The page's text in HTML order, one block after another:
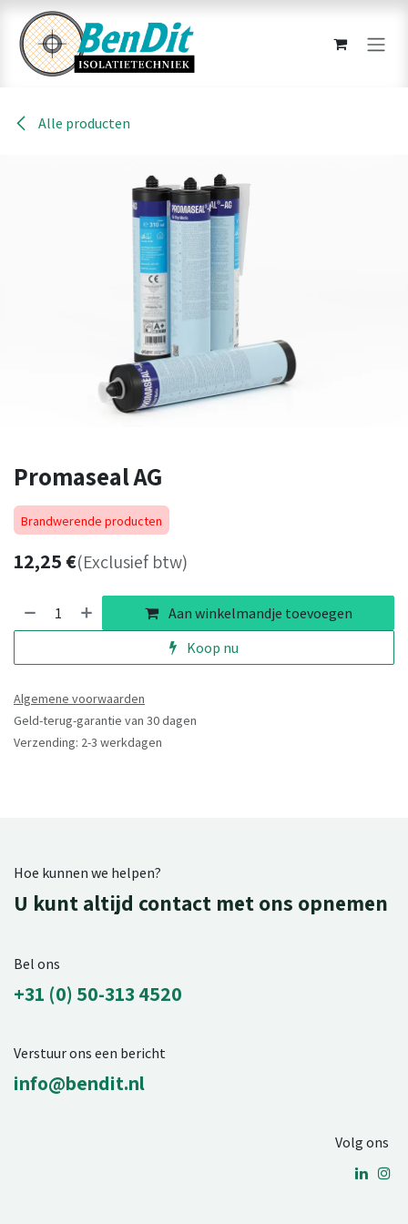
Overslaan naar inhoud
Alle producten
Promaseal AG
Brandwerende producten
12,25€(Exclusief btw)
Aan winkelmandje toevoegen
Koop nu
Algemene voorwaarden
Geld-terug-garantie van 30 dagen
Verzending: 2-3 werkdagen
Hoe kunnen we helpen?
U kunt altijd contact met ons opnemen
Bel ons
+31 (0) 50-313 4520
Verstuur ons een bericht
info@bendit.nl
Volg ons